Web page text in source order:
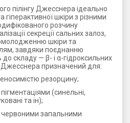
пілінгу Джесснера ідеально
гіперактивної шкіри з різними
розчину
секреції сальних залоз,
шкіри та
завдяки поєднанню
складу — β- і α-гідроксильних
призначений для:
резорцину;
(синельні,
та ін);
червоними запальними